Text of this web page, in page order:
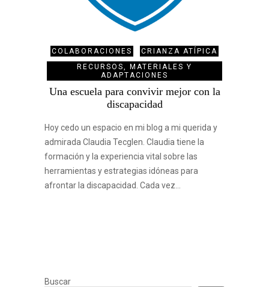
COLABORACIONES
CRIANZA ATÍPICA
RECURSOS, MATERIALES Y
ADAPTACIONES
Una escuela para convivir mejor con la
discapacidad
Hoy cedo un espacio en mi blog a mi querida y
admirada Claudia Tecglen. Claudia tiene la
formación y la experiencia vital sobre las
herramientas y estrategias idóneas para
afrontar la discapacidad. Cada vez…
Buscar